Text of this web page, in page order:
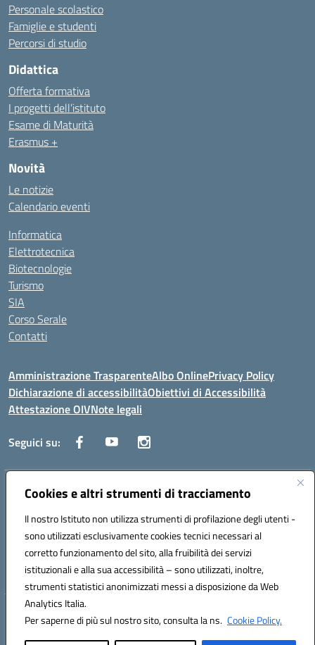
Cookies e altri strumenti di tracciamento
Il nostro Istituto non utilizza strumenti di profilazione degli utenti -
sono utilizzati esclusivamente cookies tecnici necessari al
corretto funzionamento del sito, alla fruibilità dei servizi
istituzionali e alla sua accessibilità – sono utilizzati, inoltre,
strumenti statistici anonimizzati messi a disposizione da Web
Analytics Italia.
Per saperne di più sul nostro sito, consulta la ns. Cookie Policy.
Personale scolastico
Famiglie e studenti
Percorsi di studio
Didattica
Offerta formativa
I progetti dell’istituto
Esame di Maturità
Erasmus +
Novità
Le notizie
Calendario eventi
Informatica
Elettrotecnica
Biotecnologie
Turismo
SIA
Corso Serale
Contatti
Amministrazione TrasparenteAlbo OnlinePrivacy Policy
Dichiarazione di accessibilitàObiettivi di Accessibilità
Attestazione OIVNote legali
Seguici su:
Indirizzo:Via Cesare Beccaria 70043 MONOPOLI (BA)
Posta elettronica certificata (PEC):batf26000r@pec.istruzione.it
Codice fiscale: 93491310723
Codice meccanografico: BATF26000R
Hosting & Powered by 3D Solution S.r.l.
Concept & Design by Designers Italia